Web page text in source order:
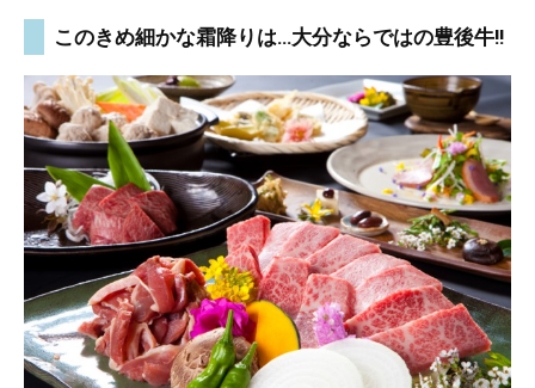
このきめ細かな霜降りは…大分ならではの豊後牛!!